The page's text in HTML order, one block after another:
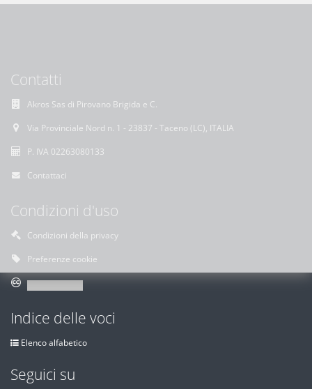
Contatti
Akros Sas di Pirovano Brigida e C.
Via Provinciale Nord n. 1 - 23837 - Taceno (LC), ITALIA
P. IVA 02263080133
Contattaci
Condizioni d'uso
Condizioni della privacy
Preferenze cookie
Indice delle voci
Elenco alfabetico
Seguici su